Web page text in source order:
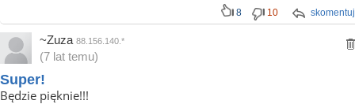
skomentuj
8 10
~Zuza 88.156.140.*
(7 lat temu)
Super!
Będzie pięknie!!!